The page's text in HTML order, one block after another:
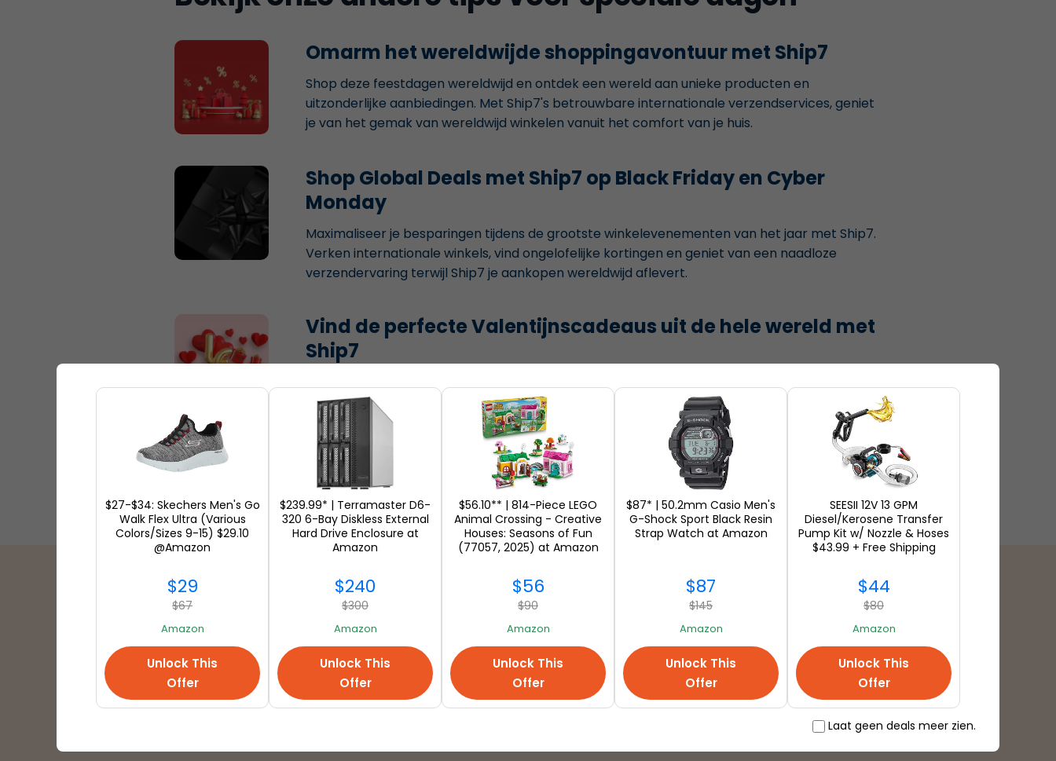
Omarm het wereldwijde shoppingavontuur met Ship7
Shop deze feestdagen wereldwijd en ontdek een wereld aan unieke producten en
uitzonderlijke aanbiedingen. Met Ship7's betrouwbare internationale verzendservices, geniet
je van het gemak van wereldwijd winkelen vanuit het comfort van je huis.
Shop Global Deals met Ship7 op Black Friday en Cyber
Monday
Maximaliseer je besparingen tijdens de grootste winkelevenementen van het jaar met Ship7.
Verken internationale winkels, vind ongelofelijke kortingen en geniet van een naadloze
verzendervaring terwijl Ship7 je aankopen wereldwijd aflevert.
Vind de perfecte Valentijnscadeaus uit de hele wereld met
Ship7
en Turkije. Ontdek romantische cadeaus, persoonlijke schatten en heerlijke verrassingen,
allemaal gemakkelijk met Ship7's betrouwbare internationale verzendservices.
Verzendpartners Winkels Betaalmethodes
$27-$34: Skechers Men's Go
Walk Flex Ultra (Various
Colors/Sizes 9-15) $29.10
@Amazon
$29
$67
Amazon
Unlock This
Offer
$239.99* | Terramaster D6-
320 6-Bay Diskless External
Hard Drive Enclosure at
Amazon
$240
$300
Amazon
Unlock This
Offer
$56.10** | 814-Piece LEGO
Animal Crossing - Creative
Houses: Seasons of Fun
(77057, 2025) at Amazon
$56
$90
Amazon
Unlock This
Offer
$87* | 50.2mm Casio Men's
G-Shock Sport Black Resin
Strap Watch at Amazon
$87
$145
Amazon
Unlock This
Offer
SEESII 12V 13 GPM
Diesel/Kerosene Transfer
Pump Kit w/ Nozzle & Hoses
$43.99 + Free Shipping
$44
$80
Amazon
Unlock This
Offer
Laat geen deals meer zien.